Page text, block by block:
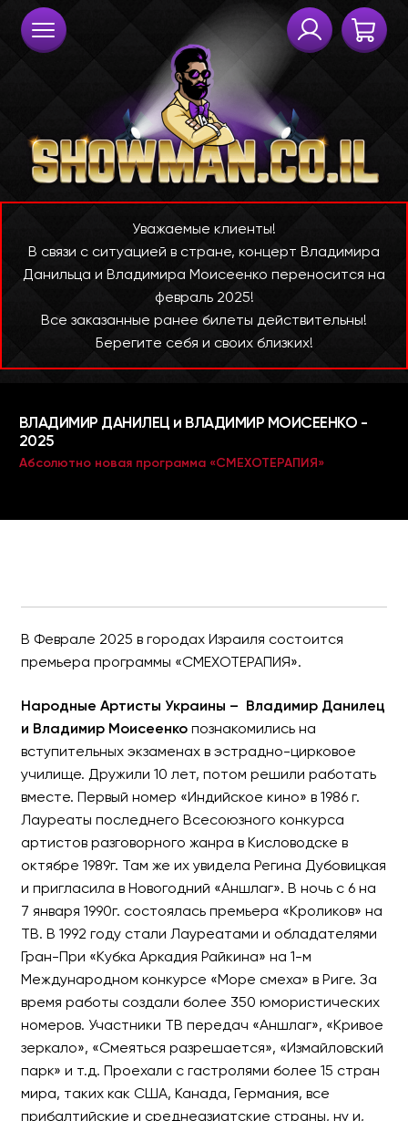
Уважаемые клиенты!
В связи с ситуацией в стране, концерт Владимира
Данильца и Владимира Моисеенко переносится на
февраль 2025!
Все заказанные ранее билеты действительны!
Берегите себя и своих близких!
ВЛАДИМИР ДАНИЛЕЦ и
2025
Абсолютно новая
В Феврале 2025 в городах Израиля состоится
премьера программы «СМЕХОТЕРАПИЯ».
Народные Артисты Украины – Владимир Данилец
и Владимир Моисеенкопознакомились на
вступительных экзаменах в эстрадно-цирковое
училище. Дружили 10 лет, потом решили работать
вместе. Первый номер «Индийское кино» в 1986 г.
Лауреаты последнего Всесоюзного конкурса
артистов разговорного жанра в Кисловодске в
октябре 1989г. Там же их увидела Регина Дубовицкая
и пригласила в Новогодний «Аншлаг». В ночь с 6 на
7 января 1990г. состоялась премьера «Кроликов» на
ТВ. В 1992 году стали Лауреатами и обладателями
Гран-При «Кубка Аркадия Райкина» на 1-м
Международном конкурсе «Море смеха» в Риге. За
время работы создали более 350 юмористических
номеров. Участники ТВ передач «Аншлаг», «Кривое
зеркало», «Смеяться разрешается», «Измайловский
парк» и т.д. Проехали с гастролями более 15 стран
мира, таких как США, Канада, Германия, все
прибалтийские и среднеазиатские страны, ну и,